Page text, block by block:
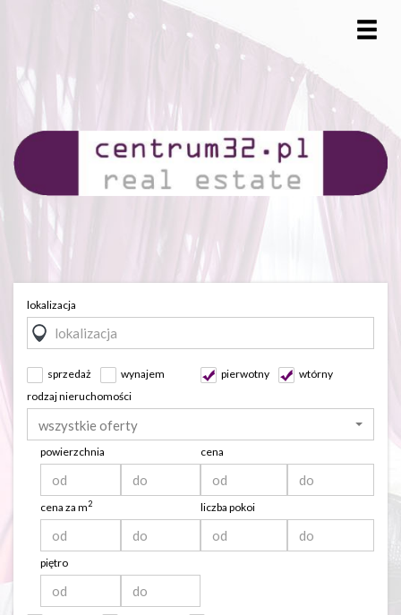
lokalizacja
sprzedaż wynajem pierwotny
wtórny
rodzaj nieruchomości
wszystkie oferty
powierzchnia cena
cena za m2 liczba pokoi
piętro